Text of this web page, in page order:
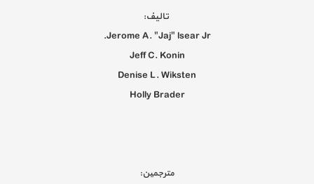
تالیف:
Jerome A. "Jaj" lsear Jr.
Jeff C. Konin
Denise L. Wiksten
Holly Brader
مترجمين: